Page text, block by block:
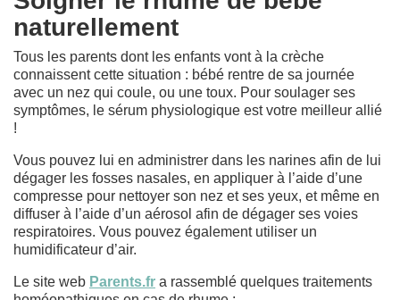
naturellement
Tous les parents dont les enfants vont à la crèche
connaissent cette situation : bébé rentre de sa journée
avec un nez qui coule, ou une toux. Pour soulager ses
symptômes, le sérum physiologique est votre meilleur allié
!
Vous pouvez lui en administrer dans les narines afin de lui
dégager les fosses nasales, en appliquer à l’aide d’une
compresse pour nettoyer son nez et ses yeux, et même en
diffuser à l’aide d’un aérosol afin de dégager ses voies
respiratoires. Vous pouvez également utiliser un
humidificateur d’air.
Le site web Parents.fr a rassemblé quelques traitements